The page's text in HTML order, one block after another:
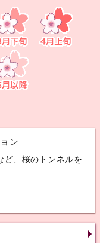
ン
ど、桜のトンネルを